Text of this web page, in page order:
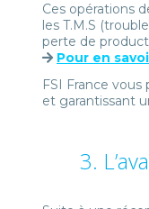
Ces opérations
les T.M.S
perte de
Pour en
FSI France
et garantissant
3.